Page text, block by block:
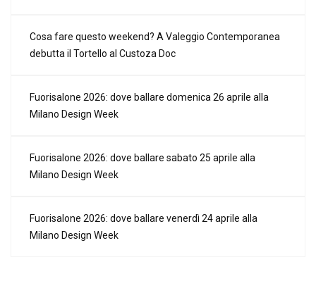
Cosa fare questo weekend? A Valeggio Contemporanea
debutta il Tortello al Custoza Doc
Fuorisalone 2026: dove ballare domenica 26 aprile alla
Milano Design Week
Fuorisalone 2026: dove ballare sabato 25 aprile alla
Milano Design Week
Fuorisalone 2026: dove ballare venerdì 24 aprile alla
Milano Design Week